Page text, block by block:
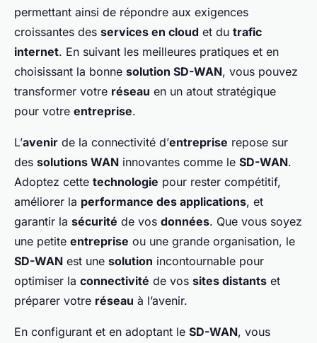
permettant ainsi de répondre aux exigences
croissantes des services en cloud et du trafic
internet. En suivant les meilleures pratiques et en
choisissant la bonne solution SD-WAN, vous pouvez
transformer votre réseau en un atout stratégique
pour votre entreprise.
L’avenir de la connectivité d’entreprise repose sur
des solutions WAN innovantes comme le SD-WAN.
Adoptez cette technologie pour rester compétitif,
améliorer la performance des applications, et
garantir la sécurité de vos données. Que vous soyez
une petite entreprise ou une grande organisation, le
SD-WAN est une solution incontournable pour
optimiser la connectivité de vos sites distants et
préparer votre réseau à l’avenir.
En configurant et en adoptant le SD-WAN, vous